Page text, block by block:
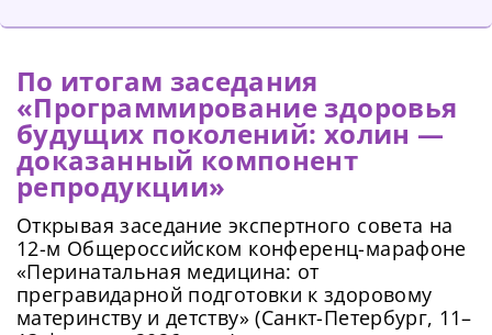
По итогам заседания
«Программирование здоровья
будущих поколений: холин —
доказанный компонент
репродукции»
Открывая заседание экспертного совета на
12-м Общероссийском конференц-марафоне
«Перинатальная медицина: от
прегравидарной подготовки к здоровому
материнству и детству» (Санкт-Петербург, 11–